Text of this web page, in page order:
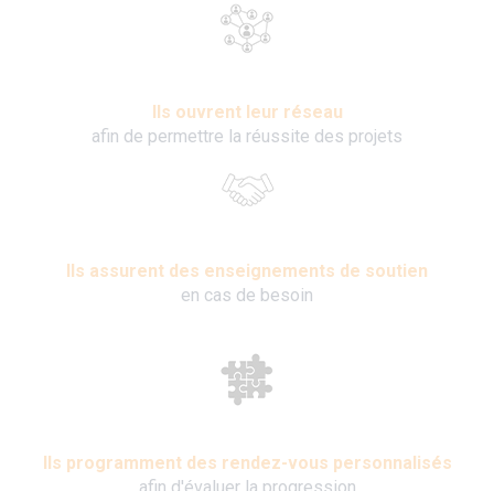
Ils ouvrent leur réseau
afin de permettre la réussite des projets
Ils assurent des enseignements de soutien
en cas de besoin
Ils programment des rendez-vous personnalisés